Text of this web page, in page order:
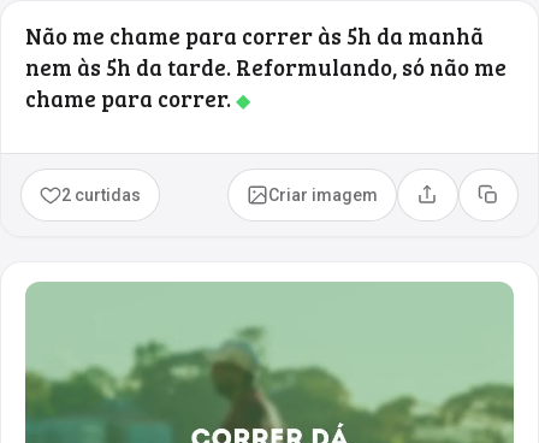
Não me chame para correr às 5h da manhã
nem às 5h da tarde. Reformulando, só não me
chame para correr.◆
2 curtidas Criar imagem Compartilhar
Copiar